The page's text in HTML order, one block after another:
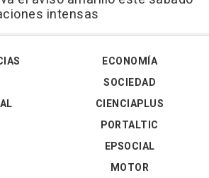
intensas
ECONOMÍA
SOCIEDAD
CIENCIAPLUS
PORTALTIC
EPSOCIAL
MOTOR